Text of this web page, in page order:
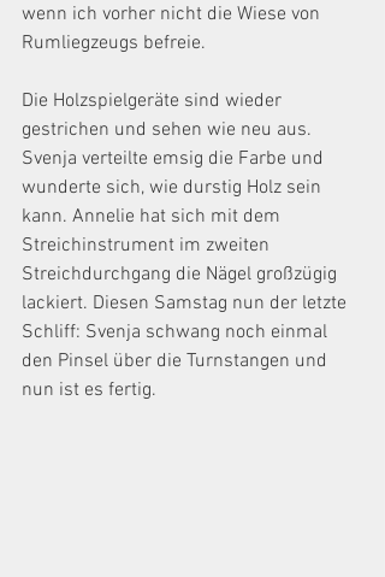
wenn ich vorher nicht die Wiese von
Rumliegzeugs befreie.
Die Holzspielgeräte sind wieder
gestrichen und sehen wie neu aus.
Svenja verteilte emsig die Farbe und
wunderte sich, wie durstig Holz sein
kann. Annelie hat sich mit dem
Streichinstrument im zweiten
Streichdurchgang die Nägel großzügig
lackiert. Diesen Samstag nun der letzte
Schliff: Svenja schwang noch einmal
den Pinsel über die Turnstangen und
nun ist es fertig.